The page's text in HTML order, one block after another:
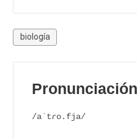
biología
Pronunciación
/aˈtɾo.fja/